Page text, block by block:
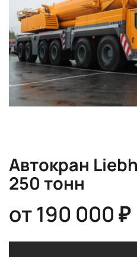
Автокран
250 тонн
от190 000 ₽